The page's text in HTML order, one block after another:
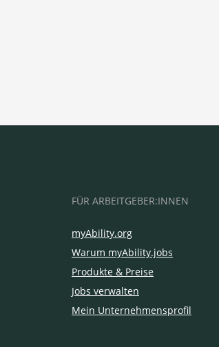
FÜR ARBEITGEBER:INNEN
myAbility.org
Warum myAbility.jobs
Produkte & Preise
Jobs verwalten
Mein Unternehmensprofil